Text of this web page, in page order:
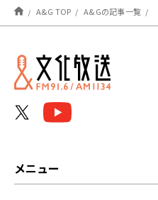
A&G TOP A&Gの記事一覧
メニュー